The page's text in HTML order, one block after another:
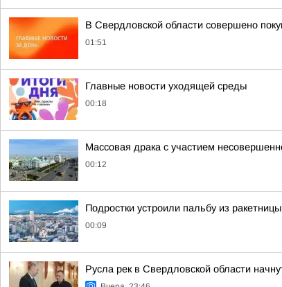
В Свердловской области совершено
01:51
Главные новости уходящей среды
00:18
Массовая драка с участием
00:12
Подростки устроили пальбу из
00:09
Русла рек в Свердловской области